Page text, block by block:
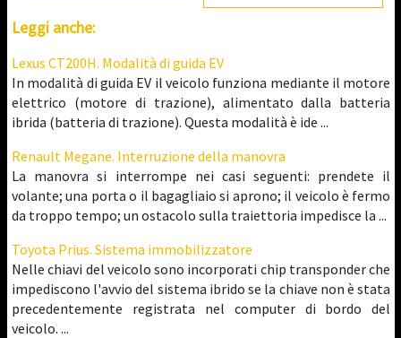
Leggi anche:
Lexus CT200H. Modalità di guida EV
In modalità di guida EV il veicolo funziona mediante il motore
elettrico (motore di trazione), alimentato dalla batteria
ibrida (batteria di trazione). Questa modalità è ide ...
Renault Megane. Interruzione della manovra
La manovra si interrompe nei casi seguenti: prendete il
volante; una porta o il bagagliaio si aprono; il veicolo è fermo
da troppo tempo; un ostacolo sulla traiettoria impedisce la ...
Toyota Prius. Sistema immobilizzatore
Nelle chiavi del veicolo sono incorporati chip transponder che
impediscono l'avvio del sistema ibrido se la chiave non è stata
precedentemente registrata nel computer di bordo del
veicolo. ...